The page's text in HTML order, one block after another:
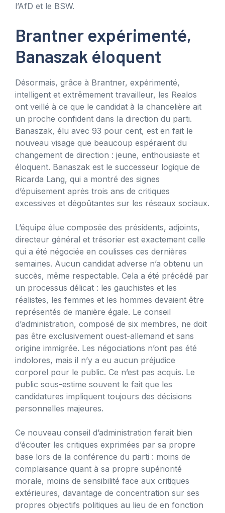
l’AfD et le BSW.
Brantner expérimenté,
Banaszak éloquent
Désormais, grâce à Brantner, expérimenté,
intelligent et extrêmement travailleur, les Realos
ont veillé à ce que le candidat à la chancelière ait
un proche confident dans la direction du parti.
Banaszak, élu avec 93 pour cent, est en fait le
nouveau visage que beaucoup espéraient du
changement de direction : jeune, enthousiaste et
éloquent. Banaszak est le successeur logique de
Ricarda Lang, qui a montré des signes
d’épuisement après trois ans de critiques
excessives et dégoûtantes sur les réseaux sociaux.
L’équipe élue composée des présidents, adjoints,
directeur général et trésorier est exactement celle
qui a été négociée en coulisses ces dernières
semaines. Aucun candidat adverse n’a obtenu un
succès, même respectable. Cela a été précédé par
un processus délicat : les gauchistes et les
réalistes, les femmes et les hommes devaient être
représentés de manière égale. Le conseil
d’administration, composé de six membres, ne doit
pas être exclusivement ouest-allemand et sans
origine immigrée. Les négociations n’ont pas été
indolores, mais il n’y a eu aucun préjudice
corporel pour le public. Ce n’est pas acquis. Le
public sous-estime souvent le fait que les
candidatures impliquent toujours des décisions
personnelles majeures.
Ce nouveau conseil d’administration ferait bien
d’écouter les critiques exprimées par sa propre
base lors de la conférence du parti : moins de
complaisance quant à sa propre supériorité
morale, moins de sensibilité face aux critiques
extérieures, davantage de concentration sur ses
propres objectifs politiques au lieu de en fonction